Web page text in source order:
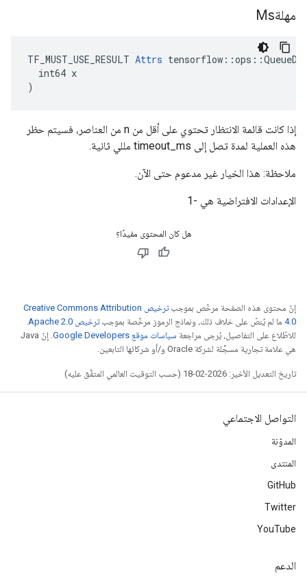
مهلةMs
TF_MUST_USE_RESULT Attrs
  int64 x
)
إذا كانت قائمة الانتظار تحتوي على أقل من n من العناصر، فسيتم حظر
هذه العملية لمدة تصل إلى timeout_ms مللي ثانية.
ملاحظة: هذا الخيار غير مدعوم حتى الآن.
الإعدادات الافتراضية هي -1
هل كان المحتوى مفيدًا؟
إنّ محتوى هذه الصفحة مرخّص بموجب
ترخيص Creative Commons Attribution
4.0‏ ما لم يُنصّ على خلاف ذلك، ونماذج الرموز مرخّصة بموجبترخيص Apache 2.0‏
.
للاطّلاع على التفاصيل، يُرجى مراجعة سياسات موقع Google Developers‏
. إنّ Java
هي علامة تجارية مسجَّلة لشركة Oracle و/أو شركائها التابعين.
تاريخ التعديل الأخير: 2026-02-18 (حسب التوقيت العالمي المتفَّق عليه)
التواصل الاجتماعي
المدوّنة
المنتدى
GitHub
Twitter
YouTube
الدعم